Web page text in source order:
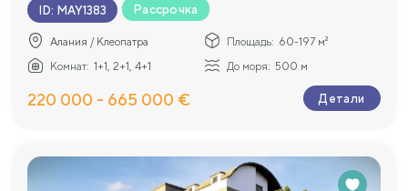
ID: MAY1383 Рассрочка
Алания / Клеопатра Площадь: 60-197 м²
Комнат: 1+1, 2+1, 4+1 До моря: 500 м
220 000 - 665 000 € Детали